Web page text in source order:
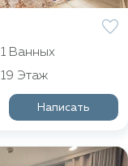
1 Ванных
19 Этаж
Написать